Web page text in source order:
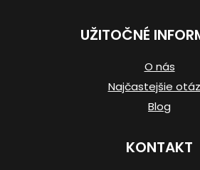
UŽITOČNÉ
O nás
Najčastejšie
Blog
KONTAKT